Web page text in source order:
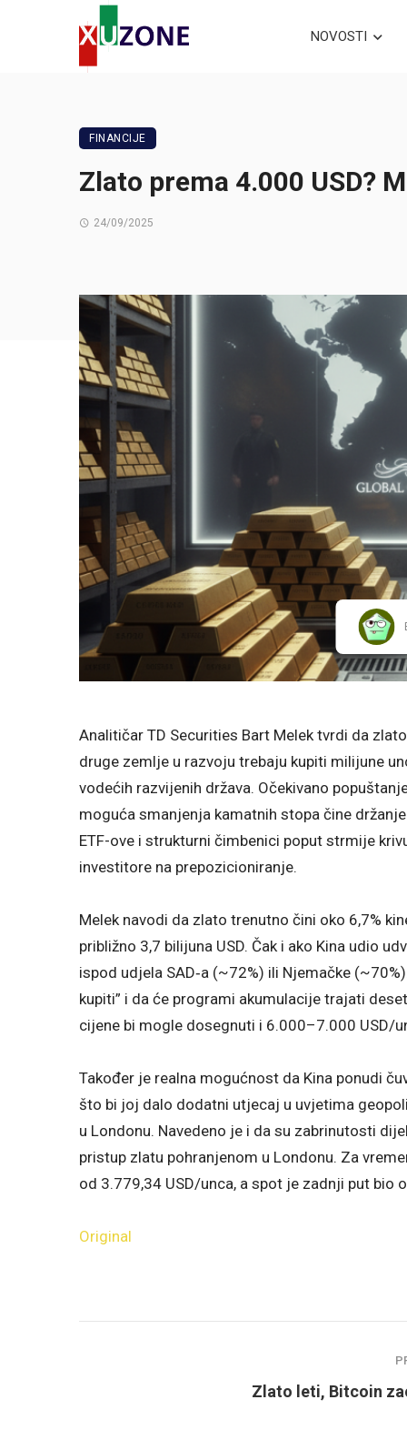
NOVOSTI
FINANCIJE
Zlato prema 4.000 USD?
24/09/2025
Analitičar TD Securities Bart Melek tvrdi da
druge zemlje u razvoju trebaju kupiti milijune
vodećih razvijenih država. Očekivano
moguća smanjenja kamatnih stopa čine
ETF-ove i strukturni čimbenici poput strmije
investitore na prepozicioniranje.
Melek navodi da zlato trenutno čini oko 6,7%
približno 3,7 bilijuna USD. Čak i ako Kina udio
ispod udjela SAD‑a (~72%) ili Njemačke
kupiti” i da će programi akumulacije trajati
cijene bi mogle dosegnuti i 6.000–7.000 USD/
Također je realna mogućnost da Kina ponudi
što bi joj dalo dodatni utjecaj u uvjetima
u Londonu. Navedeno je i da su zabrinutosti
pristup zlatu pohranjenom u Londonu. Za
od 3.779,34 USD/unca, a spot je zadnji put bio
Original
Zlato leti, Bitcoin